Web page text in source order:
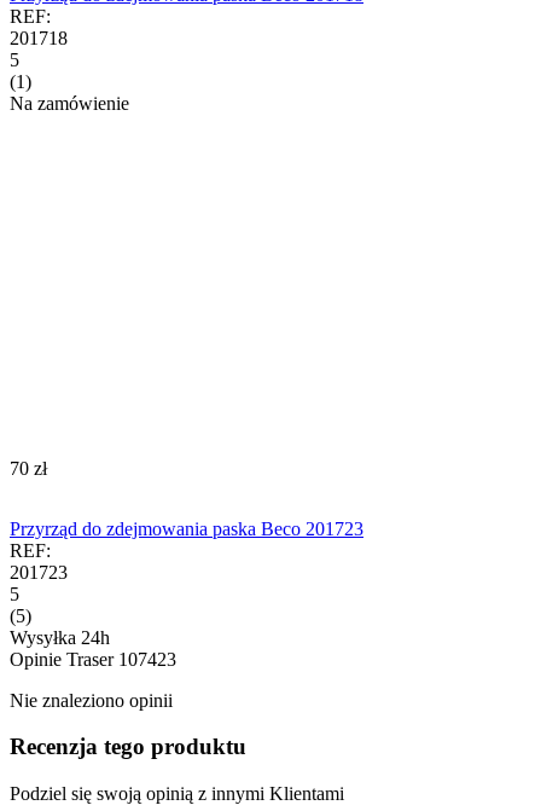
REF:
201718
5
(1)
Na zamówienie
‍70‍ zł
Przyrząd do zdejmowania paska Beco 201723
REF:
201723
5
(5)
Wysyłka 24h
Opinie Traser 107423
Nie znaleziono opinii
Recenzja tego produktu
Podziel się swoją opinią z innymi Klientami